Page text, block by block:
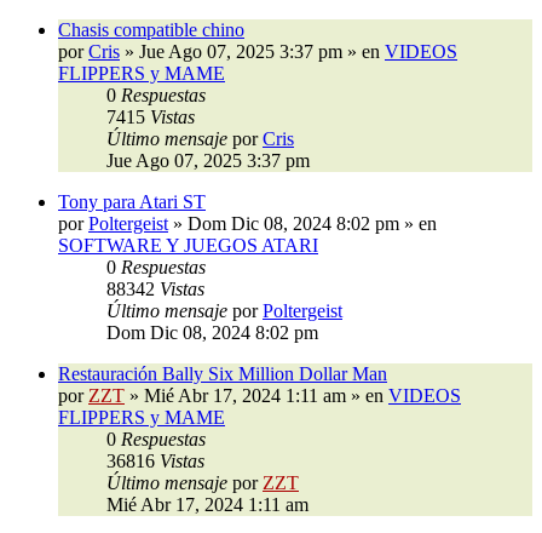
Chasis compatible chino
porCris » Jue Ago 07, 2025 3:37 pm » en VIDEOS
FLIPPERS y MAME
0 Respuestas
7415 Vistas
Último mensaje porCris
Jue Ago 07, 2025 3:37 pm
Tony para Atari ST
porPoltergeist » Dom Dic 08, 2024 8:02 pm » en
SOFTWARE Y JUEGOS ATARI
0 Respuestas
88342 Vistas
Último mensaje porPoltergeist
Dom Dic 08, 2024 8:02 pm
Restauración Bally Six Million Dollar Man
por ZZT » Mié Abr 17, 2024 1:11 am » en VIDEOS
FLIPPERS y MAME
0 Respuestas
36816 Vistas
Último mensaje por ZZT
Mié Abr 17, 2024 1:11 am